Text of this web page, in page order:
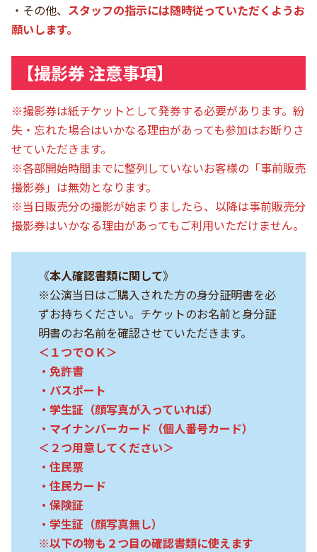
・その他、 スタッフの指示には随時従っていただくようお
願いします。
【撮影券 注意事項】
※撮影券は紙チケットとして発券する必要があります。紛
失・忘れた場合はいかなる理由があっても参加はお断りさ
せていただきます。
※各部開始時間までに整列していないお客様の「事前販売
撮影券」は無効となります。
※当日販売分の撮影が始まりましたら、以降は事前販売分
撮影券はいかなる理由があってもご利用いただけません。
《本人確認書類に関して》
※公演当日はご購入された方の身分証明書を必
ずお持ちください。チケットのお名前と身分証
明書のお名前を確認させていただきます。
＜１つでＯＫ＞
・免許書
・パスポート
・学生証（顔写真が入っていれば）
・マイナンバーカード（個人番号カード）
＜２つ用意してください＞
・住民票
・住民カード
・保険証
・学生証（顔写真無し）
※以下の物も２つ目の確認書類に使えます